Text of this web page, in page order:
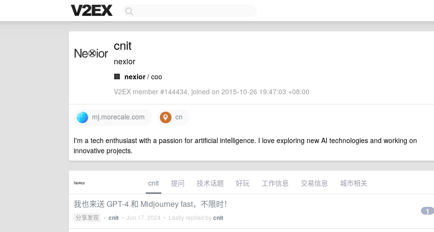
cnit
nexior
🏢 nexior/ coo
V2EX member #144434, joined on 2015-10-26 19:47:03 +08:00
mj.morecale.com cn
I'm a tech enthusiast with a passion for artificial intelligence. I love exploring new AI technologies and working on
innovative projects.
cnit 提问 技术话题 好玩 工作信息 交易信息 城市相关
我也来送 GPT-4 和 Midjourney fast，不限时！
分享发现 • cnit • Jun 17, 2024 • Lastly replied bycnit
1